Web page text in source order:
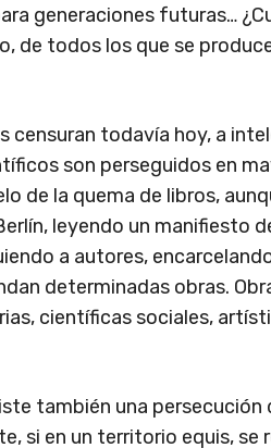
generaciones futuras…
de todos los que se
censuran todavía hoy, a
son perseguidos en
de la quema de libros,
leyendo un manifiesto
a autores,
determinadas obras.
científicas sociales,
también una persecución
si en un territorio equis, se